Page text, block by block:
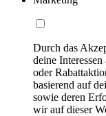
Durch das
deine
oder
basierend auf
sowie deren
wir auf dieser